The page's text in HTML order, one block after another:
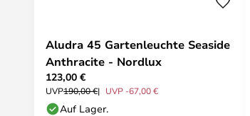
Aludra 45 Gartenleuchte Seaside
Anthracite - Nordlux
123,00 €
UVP190,00 € UVP -67,00 €
Auf Lager.